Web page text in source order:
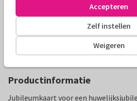
Productinformatie
Jubileumkaart voor een
Weigeren
Zelf instellen
Accepteren